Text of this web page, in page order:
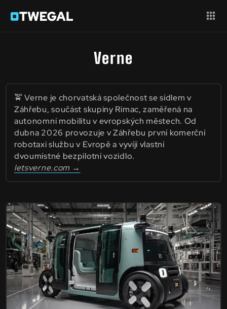
Verne
🚖 Verne je chorvatská společnost se sídlem v
Záhřebu, součást skupiny Rimac, zaměřená na
autonomní mobilitu v evropských městech. Od
dubna 2026 provozuje v Záhřebu první komerční
robotaxi službu v Evropě a vyvíjí vlastní
dvoumístné bezpilotní vozidlo.
letsverne.com →